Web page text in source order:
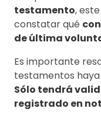
testamento, este
constatar qué
de última
Es importante
testamentos
Sólo tendrá
registrado en